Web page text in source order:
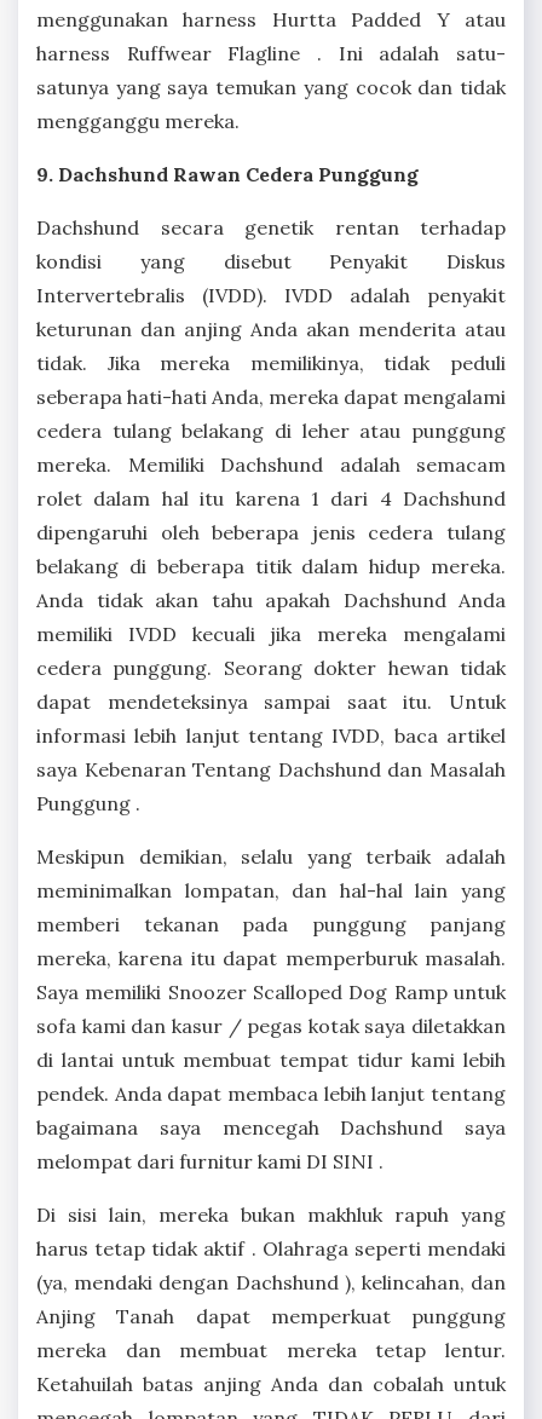
menggunakan harness Hurtta Padded Y atau
harness Ruffwear Flagline . Ini adalah satu-
satunya yang saya temukan yang cocok dan tidak
mengganggu mereka.
9. Dachshund Rawan Cedera Punggung
Dachshund secara genetik rentan terhadap
kondisi yang disebut Penyakit Diskus
Intervertebralis (IVDD). IVDD adalah penyakit
keturunan dan anjing Anda akan menderita atau
tidak. Jika mereka memilikinya, tidak peduli
seberapa hati-hati Anda, mereka dapat mengalami
cedera tulang belakang di leher atau punggung
mereka. Memiliki Dachshund adalah semacam
rolet dalam hal itu karena 1 dari 4 Dachshund
dipengaruhi oleh beberapa jenis cedera tulang
belakang di beberapa titik dalam hidup mereka.
Anda tidak akan tahu apakah Dachshund Anda
memiliki IVDD kecuali jika mereka mengalami
cedera punggung. Seorang dokter hewan tidak
dapat mendeteksinya sampai saat itu. Untuk
informasi lebih lanjut tentang IVDD, baca artikel
saya Kebenaran Tentang Dachshund dan Masalah
Punggung .
Meskipun demikian, selalu yang terbaik adalah
meminimalkan lompatan, dan hal-hal lain yang
memberi tekanan pada punggung panjang
mereka, karena itu dapat memperburuk masalah.
Saya memiliki Snoozer Scalloped Dog Ramp untuk
sofa kami dan kasur / pegas kotak saya diletakkan
di lantai untuk membuat tempat tidur kami lebih
pendek. Anda dapat membaca lebih lanjut tentang
bagaimana saya mencegah Dachshund saya
melompat dari furnitur kami DI SINI .
Di sisi lain, mereka bukan makhluk rapuh yang
harus tetap tidak aktif . Olahraga seperti mendaki
(ya, mendaki dengan Dachshund ), kelincahan, dan
Anjing Tanah dapat memperkuat punggung
mereka dan membuat mereka tetap lentur.
Ketahuilah batas anjing Anda dan cobalah untuk